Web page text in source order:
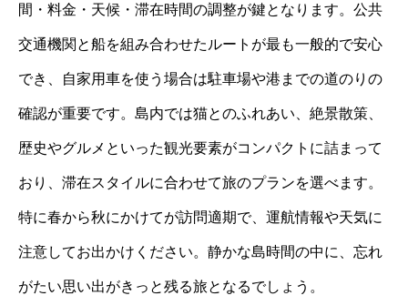
間・料金・天候・滞在時間の調整が鍵となります。公共
交通機関と船を組み合わせたルートが最も一般的で安心
でき、自家用車を使う場合は駐車場や港までの道のりの
確認が重要です。島内では猫とのふれあい、絶景散策、
歴史やグルメといった観光要素がコンパクトに詰まって
おり、滞在スタイルに合わせて旅のプランを選べます。
特に春から秋にかけてが訪問適期で、運航情報や天気に
注意してお出かけください。静かな島時間の中に、忘れ
がたい思い出がきっと残る旅となるでしょう。